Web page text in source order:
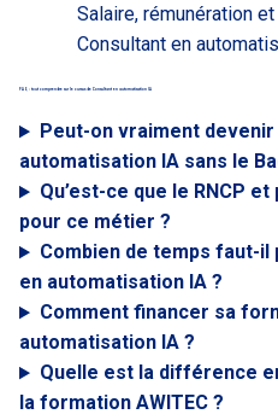
Salaire, rémunération
Consultant en
FAQ : tout comprendre sur le cursus de Consultant en automatisation IA
Peut-on vraiment
automatisation IA sans le
Qu’est-ce que le RNCP
pour ce métier ?
Combien de temps faut-
en automatisation IA ?
Comment financer sa
automatisation IA ?
Quelle est la différence
la formation AWITEC ?